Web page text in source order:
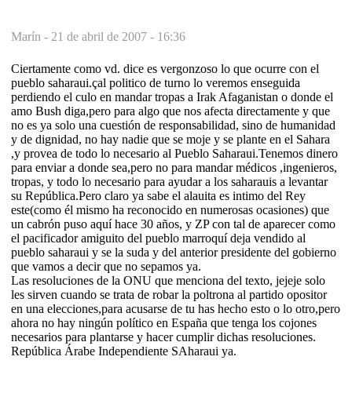
Marín - 21 de abril de 2007 - 16:36
Ciertamente como vd. dice es vergonzoso lo que ocurre con el
pueblo saharaui.çal politico de turno lo veremos enseguida
perdiendo el culo en mandar tropas a Irak Afaganistan o donde el
amo Bush diga,pero para algo que nos afecta directamente y que
no es ya solo una cuestión de responsabilidad, sino de humanidad
y de dignidad, no hay nadie que se moje y se plante en el Sahara
,y provea de todo lo necesario al Pueblo Saharaui.Tenemos dinero
para enviar a donde sea,pero no para mandar médicos ,ingenieros,
tropas, y todo lo necesario para ayudar a los saharauis a levantar
su República.Pero claro ya sabe el alauita es intimo del Rey
este(como él mismo ha reconocido en numerosas ocasiones) que
un cabrón puso aquí hace 30 años, y ZP con tal de aparecer como
el pacificador amiguito del pueblo marroquí deja vendido al
pueblo saharaui y se la suda y del anterior presidente del gobierno
que vamos a decir que no sepamos ya.
Las resoluciones de la ONU que menciona del texto, jejeje solo
les sirven cuando se trata de robar la poltrona al partido opositor
en una elecciones,para acusarse de tu has hecho esto o lo otro,pero
ahora no hay ningún político en España que tenga los cojones
necesarios para plantarse y hacer cumplir dichas resoluciones.
República Árabe Independiente SAharaui ya.